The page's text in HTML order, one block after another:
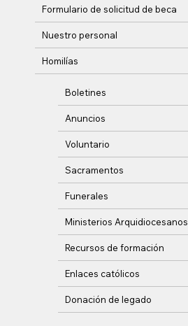
Formulario de solicitud de beca
Nuestro personal
Homilías
Boletines
Anuncios
Voluntario
Sacramentos
Funerales
Ministerios Arquidiocesanos
Recursos de formación
Enlaces católicos
Donación de legado